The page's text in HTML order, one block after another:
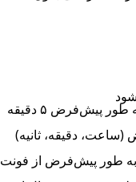
2. مدت زمان تایمر پشتیبانی از تنظیمات ساعت، دقیقه و ثانیه دارد، حداکثر یک روز است، به طور پیش‌فرض ۵ دقیقه
(ساعت، دقیقه، ثانیه)
به طور پیش‌فرض از فونت